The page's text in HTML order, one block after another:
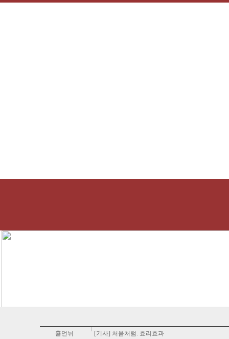
횰언뉘 [기사] 처음처럼. 효리효과